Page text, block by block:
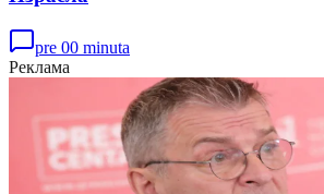
pre 00 minuta
Реклама